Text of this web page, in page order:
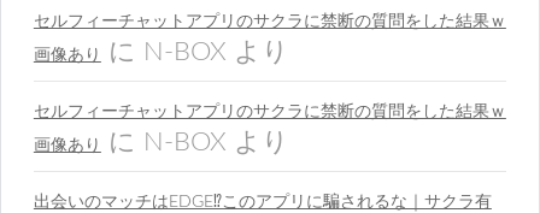
セルフィーチャットアプリのサクラに禁断の質問をした結果ｗ
画像あり
に N-BOX より
セルフィーチャットアプリのサクラに禁断の質問をした結果ｗ
画像あり
に N-BOX より
出会いのマッチはEDGE⁉︎このアプリに騙されるな｜サクラ有